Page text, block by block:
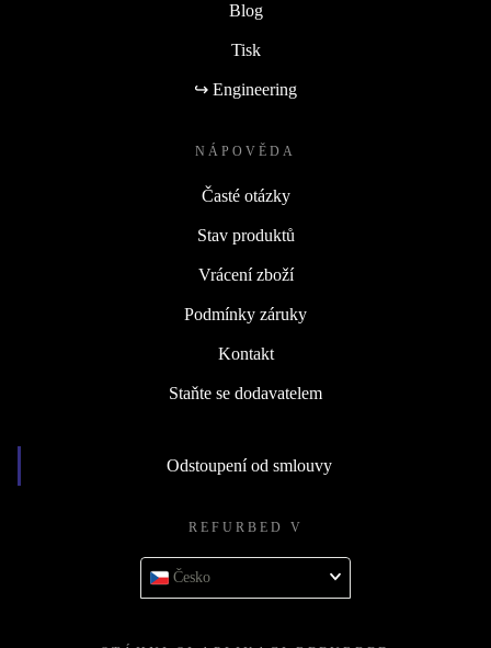
Blog
Tisk
↪ Engineering
NÁPOVĚDA
Časté otázky
Stav produktů
Vrácení zboží
Podmínky záruky
Kontakt
Staňte se dodavatelem
Odstoupení od smlouvy
REFURBED V
Česko